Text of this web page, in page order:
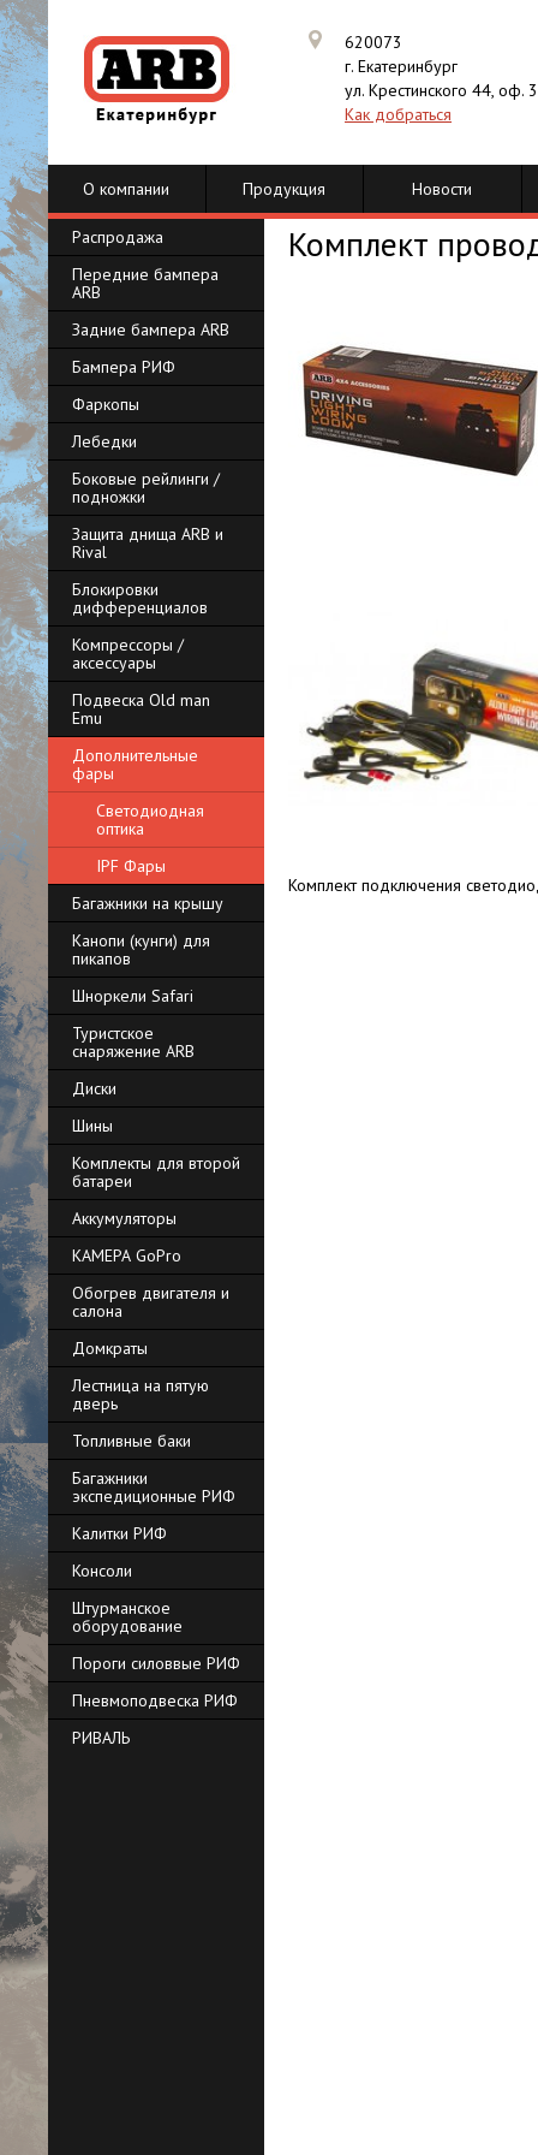
620073
г. Екатеринбург
ул. Крестинского 44, оф.
Как добраться
О компании Продукция Новости
Распродажа
Передние бампера
ARB
Задние бампера ARB
Бампера РИФ
Фаркопы
Лебедки
Боковые рейлинги /
подножки
Защита днища ARB и
Rival
Блокировки
дифференциалов
Компрессоры /
аксессуары
Подвеска Old man
Emu
Дополнительные
фары
Светодиодная
оптика
IPF Фары
Багажники на крышу
Канопи (кунги) для
пикапов
Шноркели Safari
Туристское
снаряжение ARB
Диски
Шины
Комплекты для второй
батареи
Аккумуляторы
КАМЕРА GoPro
Обогрев двигателя и
салона
Домкраты
Лестница на пятую
дверь
Топливные баки
Багажники
экспедиционные РИФ
Калитки РИФ
Консоли
Штурманское
оборудование
Пороги силоввые РИФ
Пневмоподвеска РИФ
РИВАЛЬ
Комплект
Комплект подключения